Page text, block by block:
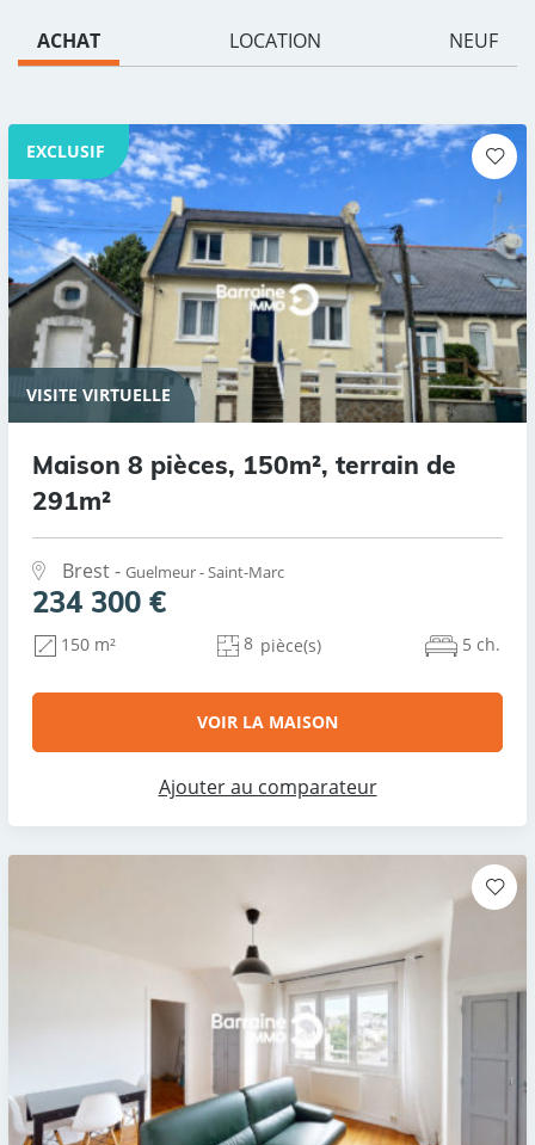
ACHAT LOCATION NEUF
EXCLUSIF
VISITE VIRTUELLE
Maison 8 pièces, 150m², terrain de
291m²
Brest - Guelmeur - Saint-Marc
234 300 €
150 m² 8 pièce(s) 5 ch.
VOIR LA MAISON
Ajouter au comparateur